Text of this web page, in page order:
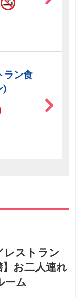
ラン食
)
レストラン
お二人連れ
ーム